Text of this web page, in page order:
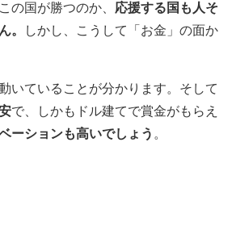
の国が勝つのか、 応援する国も人そ
。
しかし、こうして「お金」の面か
いていることが分かります。そして
で、しかもドル建てで賞金がもらえ
ーションも高いでしょう